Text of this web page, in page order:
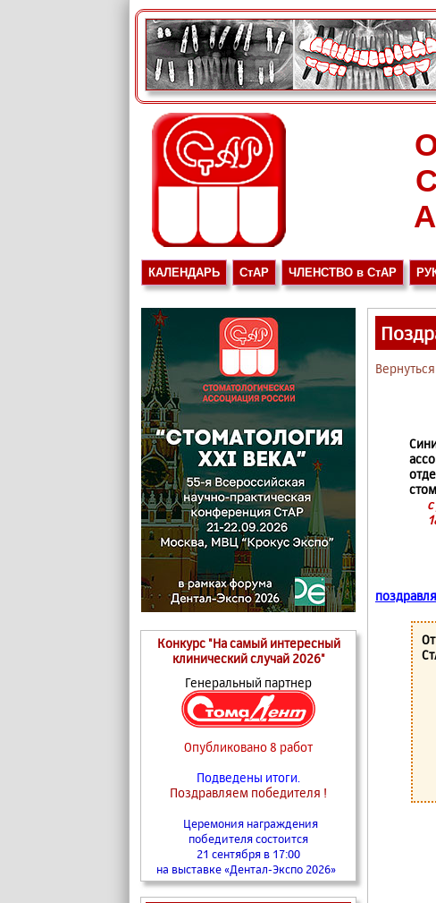
КАЛЕНДАРЬ СтАР ЧЛЕНСТВО в СтАР
Конкурс "На самый интересный
клинический случай 2026"
Генеральный партнер
Опубликовано 8 работ
Подведены итоги.
Поздравляем победителя !
Церемония награждения
победителя состоится
21 сентября в 17:00
на выставке «Дентал-Экспо 2026»